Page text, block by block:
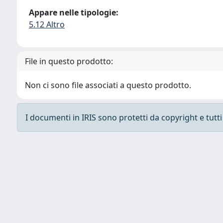
Appare nelle tipologie:
5.12 Altro
File in questo prodotto:
Non ci sono file associati a questo prodotto.
I documenti in IRIS sono protetti da copyright e